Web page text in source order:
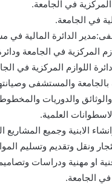
المركزية في الجامعة.
في الجامعة.
الدائرة المالية
المركزية في الجامعة
اللوازم المركزية في
بالجامعة والمستشفى
والدوريات
العلمية.
الابنية وجميع
ونقل وتقديم وتسليم
او مهنية ودراسات
في الجامعة.